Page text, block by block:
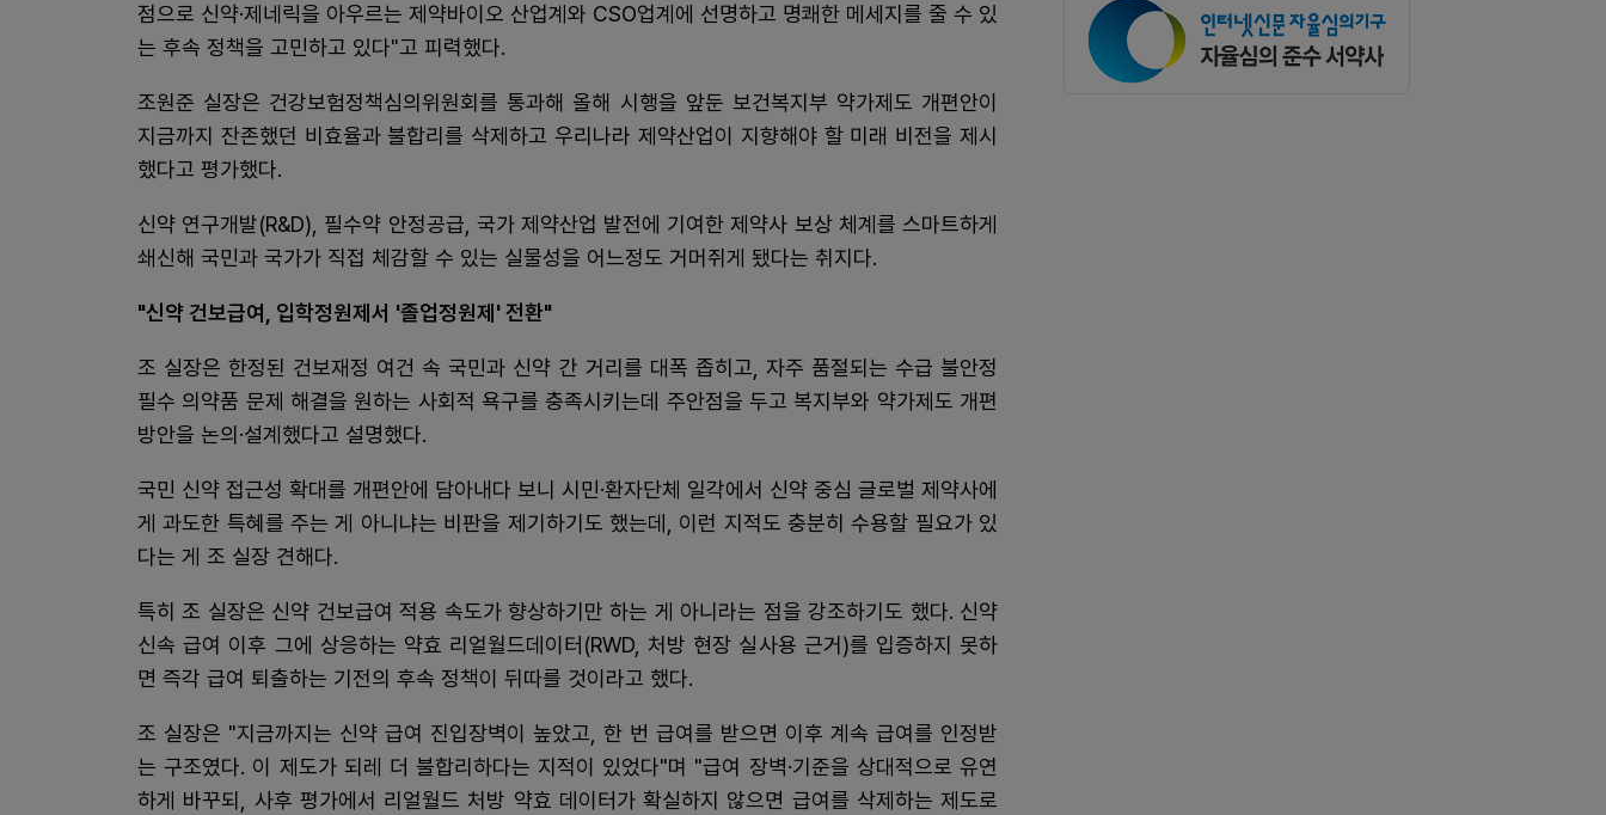
점으로 신약·제네릭을 아우르는 제약바이오 산업계와 CSO업계에 선명하고 명쾌한 메세지를 줄 수 있
는 후속 정책을 고민하고 있다"고 피력했다.
조원준 실장은 건강보험정책심의위원회를 통과해 올해 시행을 앞둔 보건복지부 약가제도 개편안이
지금까지 잔존했던 비효율과 불합리를 삭제하고 우리나라 제약산업이 지향해야 할 미래 비전을 제시
했다고 평가했다.
신약 연구개발(R&D), 필수약 안정공급, 국가 제약산업 발전에 기여한 제약사 보상 체계를 스마트하게
쇄신해 국민과 국가가 직접 체감할 수 있는 실물성을 어느정도 거머쥐게 됐다는 취지다.
"신약 건보급여, 입학정원제서 '졸업정원제' 전환"
조 실장은 한정된 건보재정 여건 속 국민과 신약 간 거리를 대폭 좁히고, 자주 품절되는 수급 불안정
필수 의약품 문제 해결을 원하는 사회적 욕구를 충족시키는데 주안점을 두고 복지부와 약가제도 개편
방안을 논의·설계했다고 설명했다.
국민 신약 접근성 확대를 개편안에 담아내다 보니 시민·환자단체 일각에서 신약 중심 글로벌 제약사에
게 과도한 특혜를 주는 게 아니냐는 비판을 제기하기도 했는데, 이런 지적도 충분히 수용할 필요가 있
다는 게 조 실장 견해다.
특히 조 실장은 신약 건보급여 적용 속도가 향상하기만 하는 게 아니라는 점을 강조하기도 했다. 신약
신속 급여 이후 그에 상응하는 약효 리얼월드데이터(RWD, 처방 현장 실사용 근거)를 입증하지 못하
면 즉각 급여 퇴출하는 기전의 후속 정책이 뒤따를 것이라고 했다.
조 실장은 "지금까지는 신약 급여 진입장벽이 높았고, 한 번 급여를 받으면 이후 계속 급여를 인정받
는 구조였다. 이 제도가 되레 더 불합리하다는 지적이 있었다"며 "급여 장벽·기준을 상대적으로 유연
하게 바꾸되, 사후 평가에서 리얼월드 처방 약효 데이터가 확실하지 않으면 급여를 삭제하는 제도로